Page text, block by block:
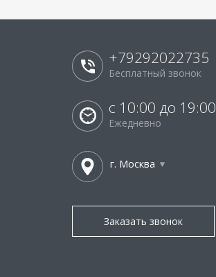
+79292022735
Бесплатный звонок
с 10:00 до 19:00
Ежедневно
г. Москва
Заказать звонок